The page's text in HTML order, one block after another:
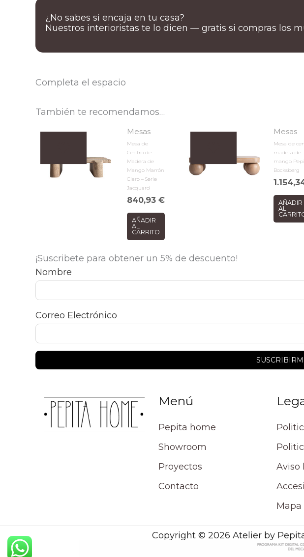
¿No sabes si encaja en tu casa?
Nuestros interioristas te lo dicen — gratis si compras los
Completa el espacio
También te recomendamos…
Mesas
Mesa de
Centro de
Madera de
Mango Marrón
Claro – Serie
Jacquard
840,93€
AÑADIR
AL
CARRITO
Mesas
Mesa de
madera de
mango
Bocksberg
AÑADIR
AL
¡Suscribete para obtener un 5% de descuento!
Nombre
Correo Electrónico
Menú
Pepita home
Showroom
Proyectos
Contacto
Aviso
Mapa
Copyright © 2026 Atelier by